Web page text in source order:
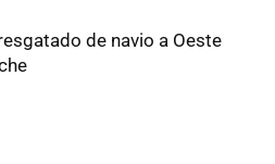
de navio a Oeste